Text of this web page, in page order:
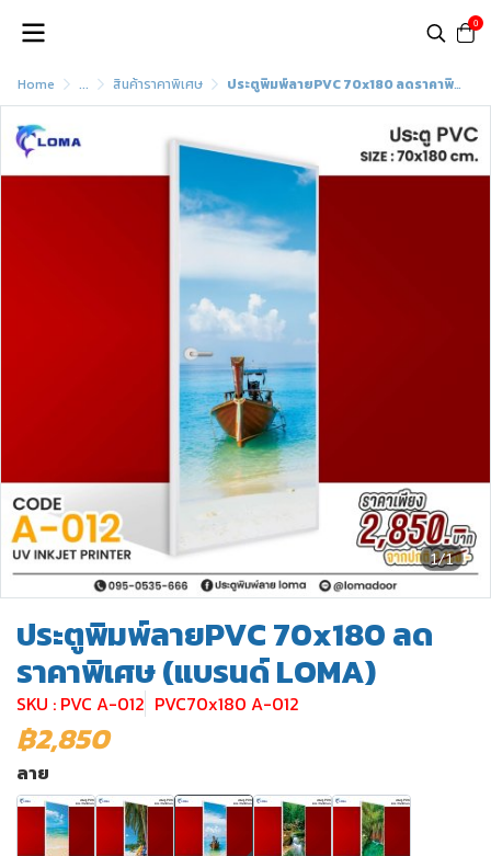
0
Home ... สินค้าราคาพิเศษ ประตูพิมพ์ลายPVC 70x180 ลดราคาพิเศษ (แบรนด์ LOMA)
1/1
ประตูพิมพ์ลายPVC 70x180 ลด
ราคาพิเศษ (แบรนด์ LOMA)
SKU : PVC A-012 PVC70x180 A-012
฿2,850
ลาย